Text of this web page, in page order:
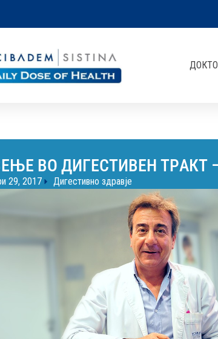
ВО ДИГЕСТИВЕН ТРAКТ
29, 2017 Дигестивно здравје